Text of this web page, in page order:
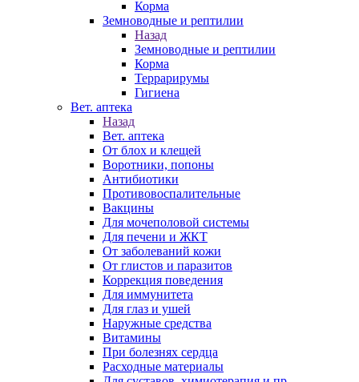
Корма
Земноводные и рептилии
Назад
Земноводные и рептилии
Корма
Террарирумы
Гигиена
Вет. аптека
Назад
Вет. аптека
От блох и клещей
Воротники, попоны
Антибиотики
Противовоспалительные
Вакцины
Для мочеполовой системы
Для печени и ЖКТ
От заболеваний кожи
От глистов и паразитов
Коррекция поведения
Для иммунитета
Для глаз и ушей
Наружные средства
Витамины
При болезнях сердца
Расходные материалы